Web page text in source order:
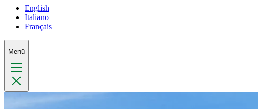
English
Italiano
Français
Menü